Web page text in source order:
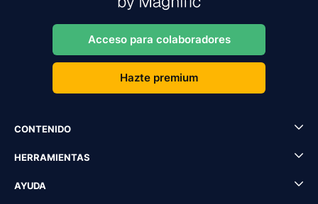
Acceso para colaboradores
Hazte premium
CONTENIDO
HERRAMIENTAS
AYUDA